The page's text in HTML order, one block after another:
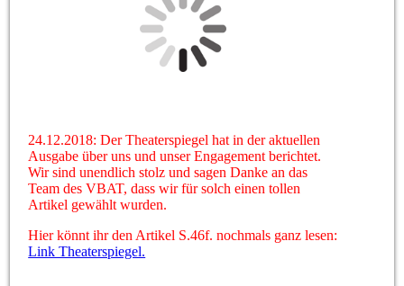
24.12.2018: Der Theaterspiegel hat in der aktuellen
Ausgabe über uns und unser Engagement berichtet.
Wir sind unendlich stolz und sagen Danke an das
Team des VBAT, dass wir für solch einen tollen
Artikel gewählt wurden.
Hier könnt ihr den Artikel S.46f. nochmals ganz lesen:
Link Theaterspiegel.